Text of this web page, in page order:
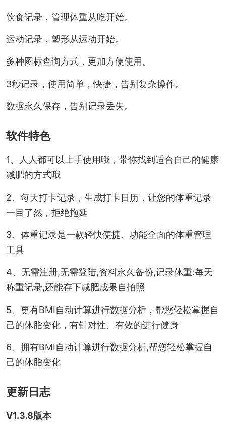
饮食记录，管理体重从吃开始。
运动记录，塑形从运动开始。
多种图标查询方式，更加方便使用。
3秒记录，使用简单，快捷，告别复杂操作。
数据永久保存，告别记录丢失。
软件特色
1、人人都可以上手使用哦，带你找到适合自己的健康
减肥的方式哦
2、每天打卡记录，生成打卡日历，让您的体重记录
一目了然，拒绝拖延
3、体重记录是一款轻快便捷、功能全面的体重管理
工具
4、无需注册,无需登陆,资料永久备份,记录体重:每天
称重记录,还能存下减肥成果自拍照
5、更有BMI自动计算进行数据分析，帮您轻松掌握自
己的体脂变化，有针对性、有效的进行健身
6、拥有BMI自动计算进行数据分析,帮您轻松掌握自
己的体脂变化
更新日志
V1.3.8版本